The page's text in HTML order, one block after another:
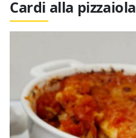
Cardi alla pizzaiola